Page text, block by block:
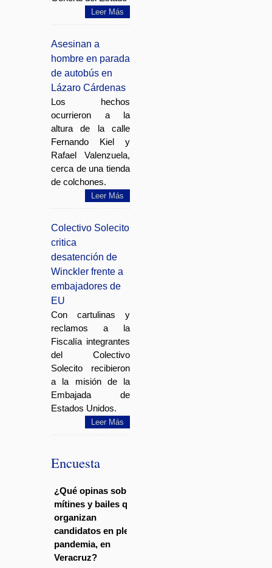
Leer Más
Asesinan a
hombre en parada
de autobús en
Lázaro Cárdenas
Los hechos
ocurrieron a la
altura de la calle
Fernando Kiel y
Rafael Valenzuela,
cerca de una tienda
de colchones.
Leer Más
Colectivo Solecito
critica
desatención de
Winckler frente a
embajadores de
EU
Con cartulinas y
reclamos a la
Fiscalía integrantes
del Colectivo
Solecito recibieron
a la misión de la
Embajada de
Estados Unidos.
Leer Más
Encuesta
¿Qué opinas sobre
mítines y bailes que
organizan
candidatos en plena
pandemia, en
Veracruz?